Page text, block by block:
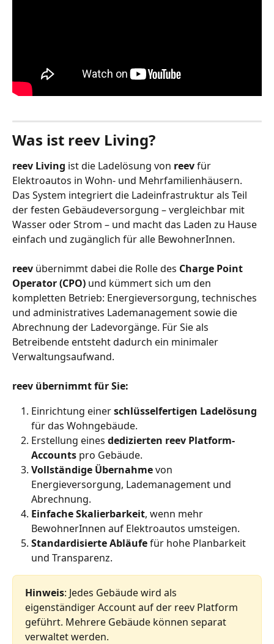
Was ist reev Living?
reev Living ist die Ladelösung von reev für
Elektroautos in Wohn- und Mehrfamilienhäusern.
Das System integriert die Ladeinfrastruktur als Teil
der festen Gebäudeversorgung – vergleichbar mit
Wasser oder Strom – und macht das Laden zu Hause
einfach und zugänglich für alle BewohnerInnen.
reev übernimmt dabei die Rolle des Charge Point
Operator (CPO) und kümmert sich um den
kompletten Betrieb: Energieversorgung, technisches
und administratives Lademanagement sowie die
Abrechnung der Ladevorgänge. Für Sie als
Betreibende entsteht dadurch ein minimaler
Verwaltungsaufwand.
reev übernimmt für Sie:
Einrichtung einer schlüsselfertigen Ladelösung
für das Wohngebäude.
Erstellung eines dedizierten reev Platform-
Accounts pro Gebäude.
Vollständige Übernahme von
Energieversorgung, Lademanagement und
Abrechnung.
Einfache Skalierbarkeit, wenn mehr
BewohnerInnen auf Elektroautos umsteigen.
Standardisierte Abläufe für hohe Planbarkeit
und Transparenz.
Hinweis: Jedes Gebäude wird als
eigenständiger Account auf der reev Platform
geführt. Mehrere Gebäude können separat
verwaltet werden.